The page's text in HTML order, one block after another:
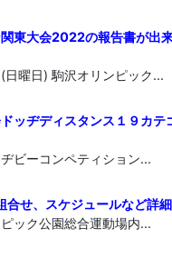
東大会2022の報告書が出
日曜日) 駒沢オリンピック...
ッヂディスタンス１９カテ
ビーコンペティション...
せ、スケジュールなど詳細
ック公園総合運動場内...